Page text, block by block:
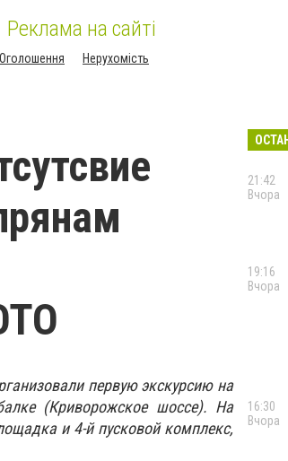
Реклама на сайті
Оголошення Нерухомість
первую экскурсию на
(Криворожское шоссе). На
и 4-й пусковой комплекс,
21:42
Вчора
19:16
Вчора
16:30
Вчора